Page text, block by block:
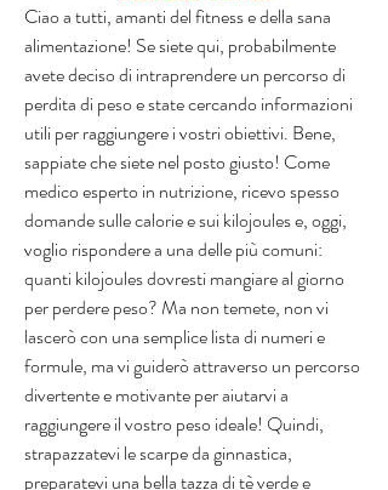
Ciao a tutti, amanti del fitness e della sana
alimentazione! Se siete qui, probabilmente
avete deciso di intraprendere un percorso di
perdita di peso e state cercando informazioni
utili per raggiungere i vostri obiettivi. Bene,
sappiate che siete nel posto giusto! Come
medico esperto in nutrizione, ricevo spesso
domande sulle calorie e sui kilojoules e, oggi,
voglio rispondere a una delle più comuni:
quanti kilojoules dovresti mangiare al giorno
per perdere peso? Ma non temete, non vi
lascerò con una semplice lista di numeri e
formule, ma vi guiderò attraverso un percorso
divertente e motivante per aiutarvi a
raggiungere il vostro peso ideale! Quindi,
strapazzatevi le scarpe da ginnastica,
preparatevi una bella tazza di tè verde e